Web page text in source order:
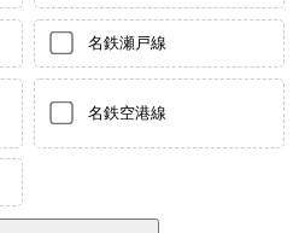
名鉄瀬戸線
名鉄空港線